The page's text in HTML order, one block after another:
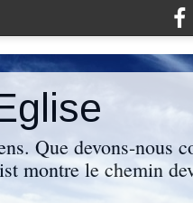
Que devons-nous
montre le chemin